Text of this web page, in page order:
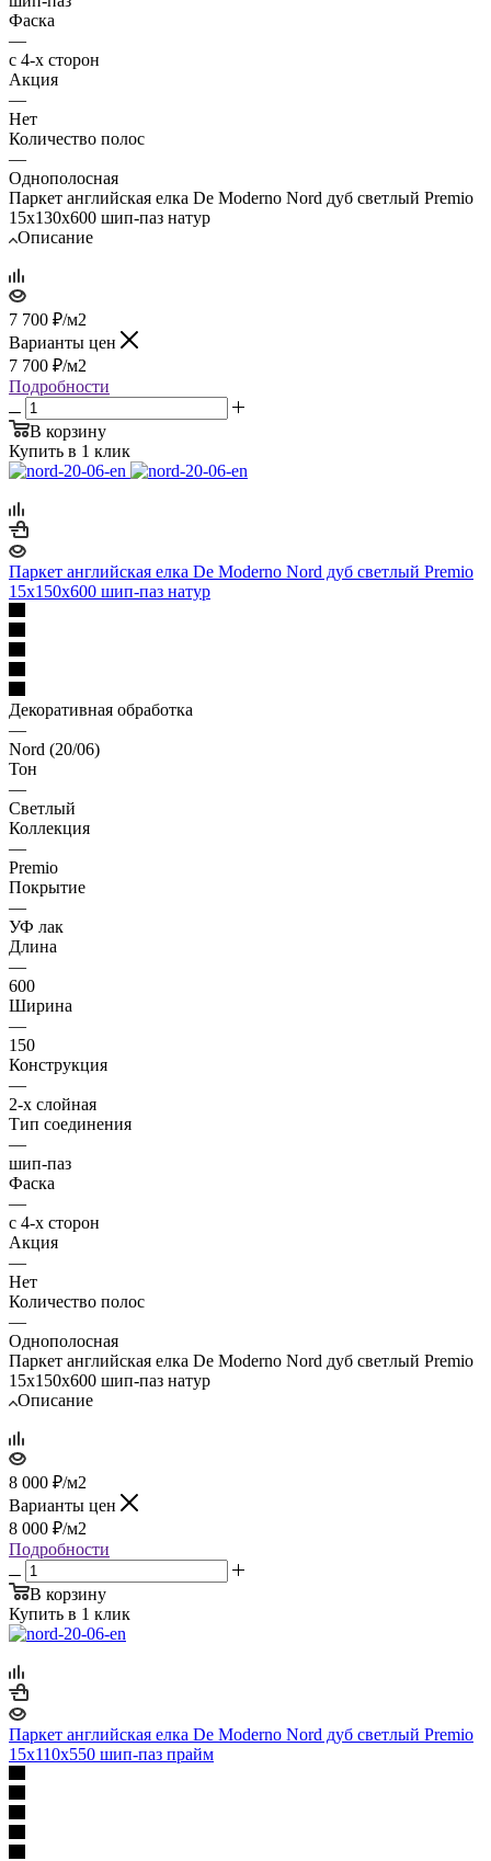
Фаска
—
с 4-х сторон
Акция
—
Нет
Количество полос
—
Однополосная
Паркет английская елка De Moderno Nord дуб светлый Premio
15х130х600 шип-паз натур
Описание
7 700 ₽/м2
Варианты цен
7 700 ₽/м2
Подробности
В корзину
Купить в 1 клик
Паркет английская елка De Moderno Nord дуб светлый Premio
15х150х600 шип-паз натур
Декоративная обработка
—
Nord (20/06)
Тон
—
Светлый
Коллекция
—
Premio
Покрытие
—
УФ лак
Длина
—
600
Ширина
—
150
Конструкция
—
2-х слойная
Тип соединения
—
шип-паз
Фаска
—
с 4-х сторон
Акция
—
Нет
Количество полос
—
Однополосная
Паркет английская елка De Moderno Nord дуб светлый Premio
15х150х600 шип-паз натур
Описание
8 000 ₽/м2
Варианты цен
8 000 ₽/м2
Подробности
В корзину
Купить в 1 клик
Паркет английская елка De Moderno Nord дуб светлый Premio
15х110х550 шип-паз прайм